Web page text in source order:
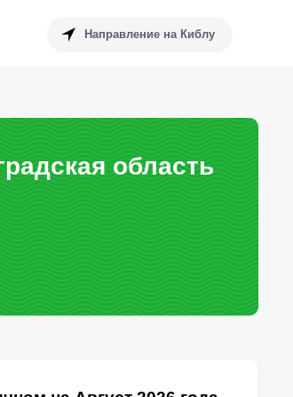
Направление на Киблу
область